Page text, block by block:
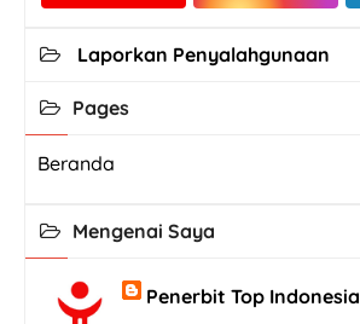
Laporkan Penyalahgunaan
Pages
Beranda
Mengenai Saya
Penerbit Top Indonesia